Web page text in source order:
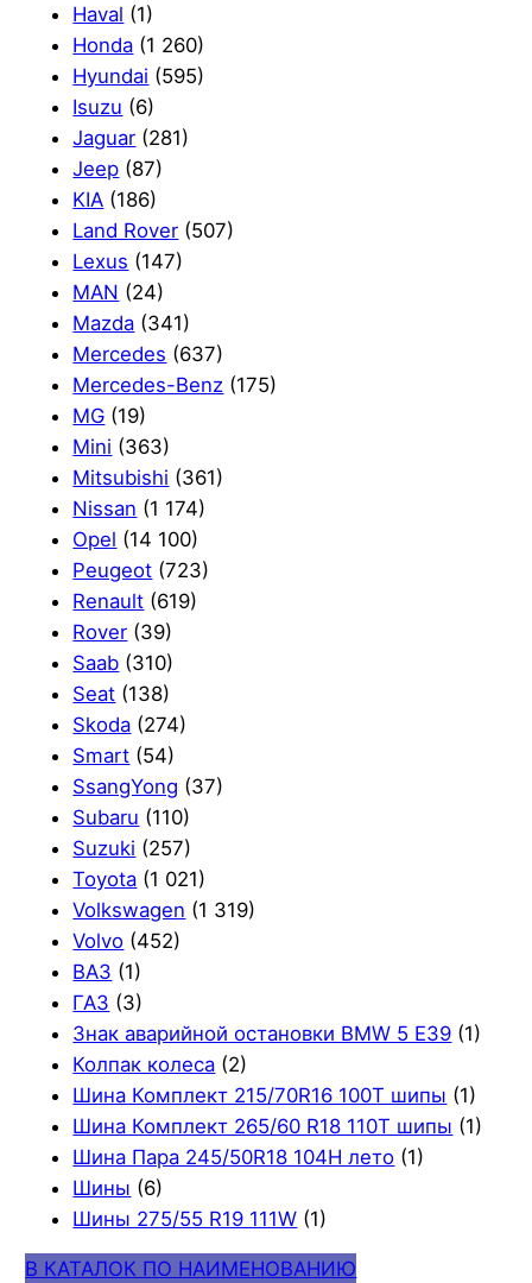
Haval (1)
Honda (1 260)
Hyundai (595)
Isuzu (6)
Jaguar (281)
Jeep (87)
KIA (186)
Land Rover (507)
Lexus (147)
MAN (24)
Mazda (341)
Mercedes (637)
Mercedes-Benz (175)
MG (19)
Mini (363)
Mitsubishi (361)
Nissan (1 174)
Opel (14 100)
Peugeot (723)
Renault (619)
Rover (39)
Saab (310)
Seat (138)
Skoda (274)
Smart (54)
SsangYong (37)
Subaru (110)
Suzuki (257)
Toyota (1 021)
Volkswagen (1 319)
Volvo (452)
ВАЗ (1)
ГАЗ (3)
Знак аварийной остановки BMW 5 E39 (1)
Колпак колеса (2)
Шина Комплект 215/70R16 100T шипы (1)
Шина Комплект 265/60 R18 110T шипы (1)
Шина Пара 245/50R18 104H лето (1)
Шины (6)
Шины 275/55 R19 111W (1)
В КАТАЛОК ПО НАИМЕНОВАНИЮ